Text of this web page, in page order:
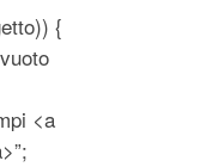
{
<a